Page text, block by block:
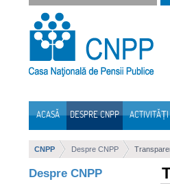
Sari la continut
ACASĂ DESPRE CNPP
CNPP Despre CNPP
Despre CNPP